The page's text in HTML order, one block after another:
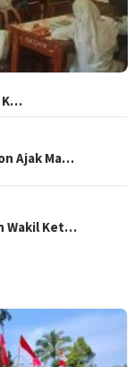
K…
Ajak Ma…
Wakil Ket…